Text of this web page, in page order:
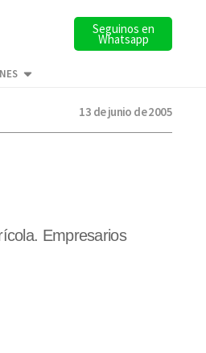
Seguinos en
Whatsapp
13 de junio de 2005
Empresarios